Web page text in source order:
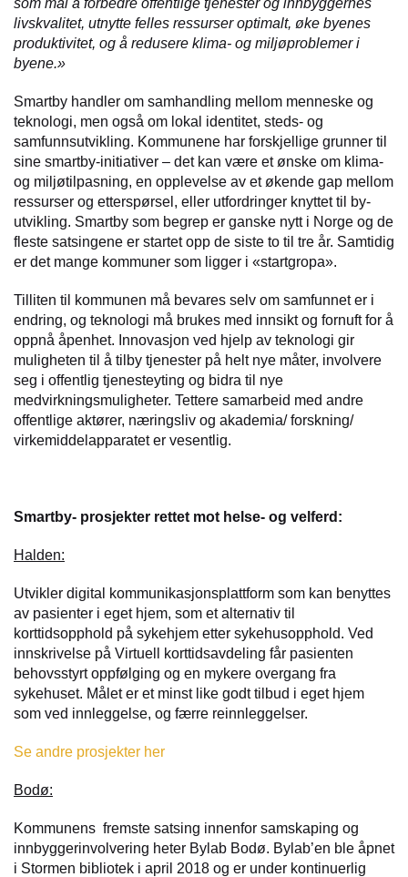
som mål å forbedre offentlige tjenester og innbyggernes
livskvalitet, utnytte felles ressurser optimalt, øke byenes
produktivitet, og å redusere klima- og miljøproblemer i
byene.»
Smartby handler om samhandling mellom menneske og
teknologi, men også om lokal identitet, steds- og
samfunnsutvikling. Kommunene har forskjellige grunner til
sine smartby-initiativer – det kan være et ønske om klima-
og miljøtilpasning, en opplevelse av et økende gap mellom
ressurser og etterspørsel, eller utfordringer knyttet til by-
utvikling. Smartby som begrep er ganske nytt i Norge og de
fleste satsingene er startet opp de siste to til tre år. Samtidig
er det mange kommuner som ligger i «startgropa».
Tilliten til kommunen må bevares selv om samfunnet er i
endring, og teknologi må brukes med innsikt og fornuft for å
oppnå åpenhet. Innovasjon ved hjelp av teknologi gir
muligheten til å tilby tjenester på helt nye måter, involvere
seg i offentlig tjenesteyting og bidra til nye
medvirkningsmuligheter. Tettere samarbeid med andre
offentlige aktører, næringsliv og akademia/ forskning/
virkemiddelapparatet er vesentlig.
Smartby- prosjekter rettet mot helse- og velferd:
Halden:
Utvikler digital kommunikasjonsplattform som kan benyttes
av pasienter i eget hjem, som et alternativ til
korttidsopphold på sykehjem etter sykehusopphold. Ved
innskrivelse på Virtuell korttidsavdeling får pasienten
behovsstyrt oppfølging og en mykere overgang fra
sykehuset. Målet er et minst like godt tilbud i eget hjem
som ved innleggelse, og færre reinnleggelser.
Se andre prosjekter her
Bodø:
Kommunens fremste satsing innenfor samskaping og
innbyggerinvolvering heter Bylab Bodø. Bylab’en ble åpnet
i Stormen bibliotek i april 2018 og er under kontinuerlig